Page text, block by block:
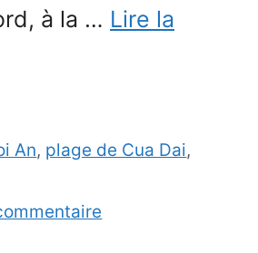
à la … Lire la
An, plage de Cua Dai,